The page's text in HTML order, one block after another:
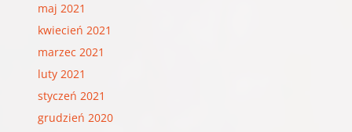
maj 2021
kwiecień 2021
marzec 2021
luty 2021
styczeń 2021
grudzień 2020